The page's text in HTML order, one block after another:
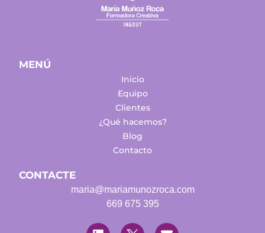
MENÚ
Inicio
Equipo
Clientes
¿Qué hacemos?
Blog
Contacto
CONTACTE
maria@mariamunozroca.com
669 675 395
i
w
n